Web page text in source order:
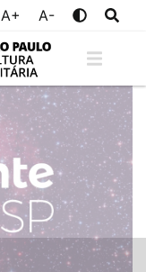
A+ A-